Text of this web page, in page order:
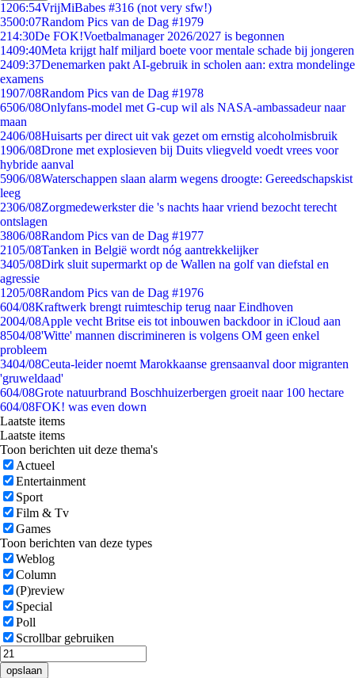
1206:54VrijMiBabes #316 (not very sfw!)
3500:07Random Pics van de Dag #1979
214:30De FOK!Voetbalmanager 2026/2027 is begonnen
1409:40Meta krijgt half miljard boete voor mentale schade bij jongeren
2409:37Denemarken pakt AI-gebruik in scholen aan: extra mondelinge
examens
1907/08Random Pics van de Dag #1978
6506/08Onlyfans-model met G-cup wil als NASA-ambassadeur naar
maan
2406/08Huisarts per direct uit vak gezet om ernstig alcoholmisbruik
1906/08Drone met explosieven bij Duits vliegveld voedt vrees voor
hybride aanval
5906/08Waterschappen slaan alarm wegens droogte: Gereedschapskist
leeg
2306/08Zorgmedewerkster die 's nachts haar vriend bezocht terecht
ontslagen
3806/08Random Pics van de Dag #1977
2105/08Tanken in België wordt nóg aantrekkelijker
3405/08Dirk sluit supermarkt op de Wallen na golf van diefstal en
agressie
1205/08Random Pics van de Dag #1976
604/08Kraftwerk brengt ruimteschip terug naar Eindhoven
2004/08Apple vecht Britse eis tot inbouwen backdoor in iCloud aan
8504/08'Witte' mannen discrimineren is volgens OM geen enkel
probleem
3404/08Ceuta-leider noemt Marokkaanse grensaanval door migranten
'gruweldaad'
604/08Grote natuurbrand Boschhuizerbergen groeit naar 100 hectare
604/08FOK! was even down
Laatste items
Laatste items
Toon berichten uit deze thema's
Actueel
Entertainment
Sport
Film & Tv
Games
Toon berichten van deze types
Weblog
Column
(P)review
Special
Poll
Scrollbar gebruiken
opslaan